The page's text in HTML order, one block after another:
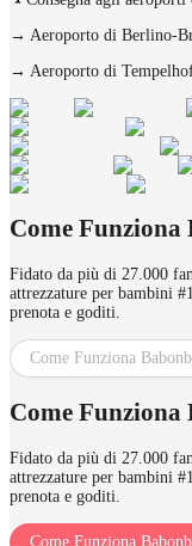
→ Aeroporto di Berlino-
→ Aeroporto di
Come Funziona
Fidato da più di 27.000
attrezzature per bambini
prenota e goditi.
Come Funziona
Come Funziona
Fidato da più di 27.000
attrezzature per bambini
prenota e goditi.
Come Funziona